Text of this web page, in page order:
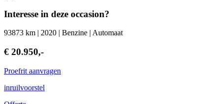
Interesse in deze occasion?
93873 km | 2020 | Benzine | Automaat
€ 20.950,-
Proefrit aanvragen
inruilvoorstel